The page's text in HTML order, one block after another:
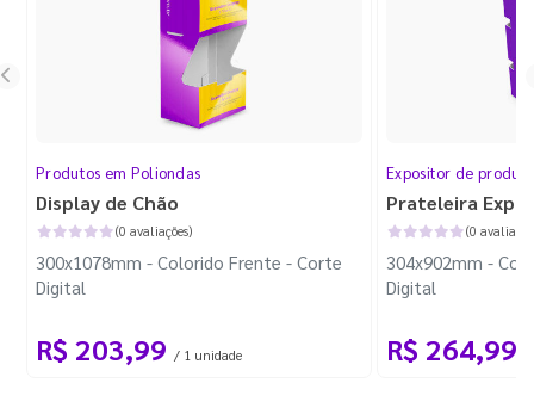
Produtos em Poliondas
Display de Chão
(0 avaliações)
300x1078mm - Colorido Frente - Corte
Digital
R$ 203,99 / 1 unidade
Expositor de
Prateleira
(0
304x902mm -
Digital
R$ 264,99